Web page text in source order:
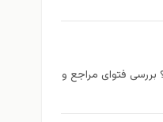
فتوای مراجع و